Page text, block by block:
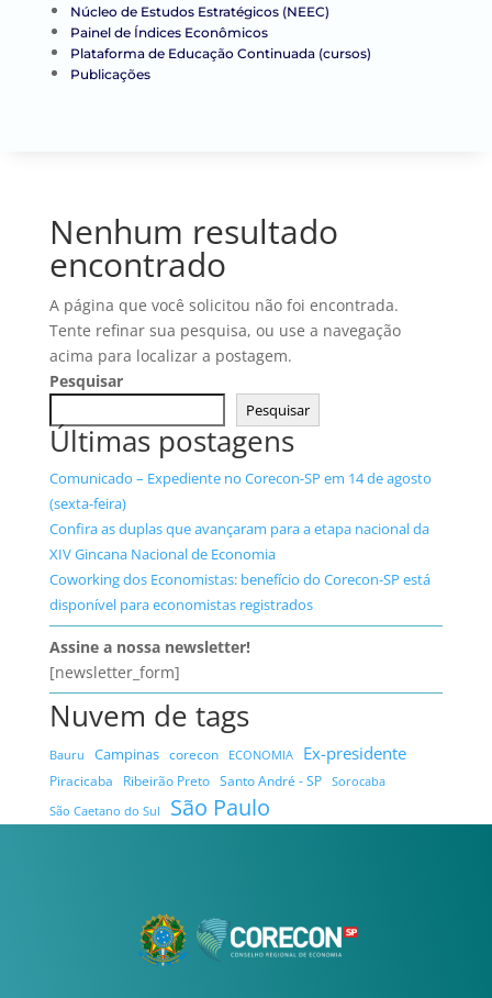
Núcleo de Estudos Estratégicos (NEEC)
Painel de Índices Econômicos
Plataforma de Educação Continuada (cursos)
Publicações
Nenhum resultado
encontrado
A página que você solicitou não foi encontrada.
Tente refinar sua pesquisa, ou use a navegação
acima para localizar a postagem.
Pesquisar
Pesquisar
Últimas postagens
Comunicado – Expediente no Corecon-SP em 14 de agosto
(sexta-feira)
Confira as duplas que avançaram para a etapa nacional da
XIV Gincana Nacional de Economia
Coworking dos Economistas: benefício do Corecon-SP está
disponível para economistas registrados
Assine a nossa newsletter!
[newsletter_form]
Nuvem de tags
Bauru Campinas corecon ECONOMIA Ex-presidente
Piracicaba Ribeirão Preto Santo André - SP
Sorocaba
São Caetano do Sul
São Paulo